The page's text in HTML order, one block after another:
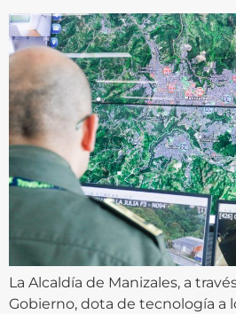
La Alcaldía de Manizales, a
Gobierno, dota de tecnología a